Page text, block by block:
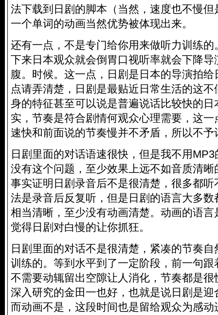
法下载到日剧的脚本（当然，速度也不慢
一个单词的动画当然优势被体现出来。
还有一点，不是专门给你用来做听力训练
下来日本观众就会倒胃口视听率就会下降
腹。时候。这一点，日剧是日本的导演拍
点请弄清楚，日剧是最贴近日常生活的这
身的特征甚至可以说是普遍说话比较快的
实，节奏是符合剧情何观众心理需要，这
速快和前面说的节奏慢并不矛盾，所以不予
日剧里面的对话语速很快，但是我不用
没有这个问题，至少效果上远不如音质清
事实证明日剧录音后不是很清楚，很多都
法是录音后反复听，但是日剧的语言大多
相当清晰，至少没有动画清楚。动画的语
觉得日剧对白慢的让你抓狂。
日剧里面的对话不是很清楚，紧凑的节奏
训练的。等到水平到了一定阶段，前一句
不需要动辄留出空隙让人消化，节奏都是
深入研究的金田一也好，也就是说日剧是
而动画不是，这段时间也是留给观众为感